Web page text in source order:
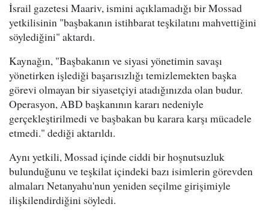
İsrail gazetesi Maariv, ismini açıklamadığı bir Mossad
yetkilisinin "başbakanın istihbarat teşkilatını mahvettiğini
söylediğini" aktardı.
Kaynağın, "Başbakanın ve siyasi yönetimin savaşı
yönetirken işlediği başarısızlığı temizlemekten başka
görevi olmayan bir siyasetçiyi atadığınızda olan budur.
Operasyon, ABD başkanının kararı nedeniyle
gerçekleştirilmedi ve başbakan bu karara karşı mücadele
etmedi." dediği aktarıldı.
Aynı yetkili, Mossad içinde ciddi bir hoşnutsuzluk
bulunduğunu ve teşkilat içindeki bazı isimlerin görevden
almaları Netanyahu'nun yeniden seçilme girişimiyle
ilişkilendirdiğini söyledi.